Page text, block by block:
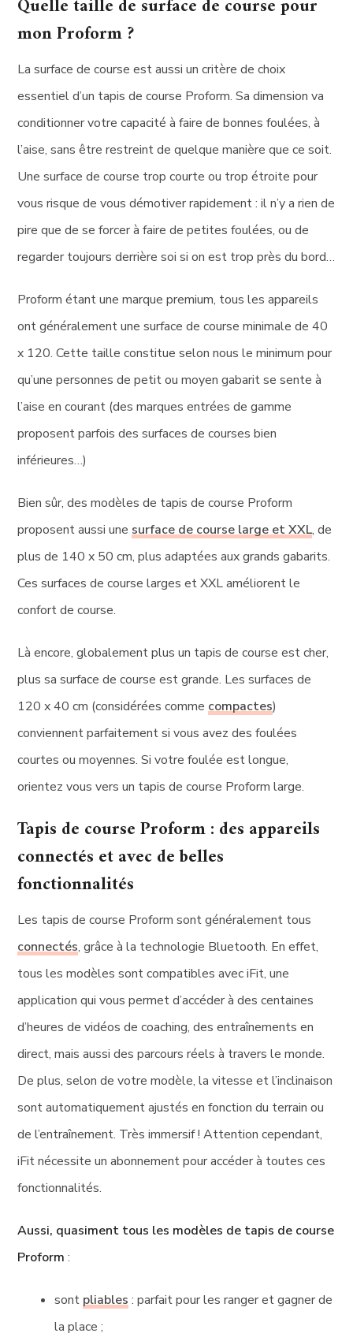
Quelle taille de surface de course pour
mon Proform ?
La surface de course est aussi un critère de choix
essentiel d’un tapis de course Proform. Sa dimension va
conditionner votre capacité à faire de bonnes foulées, à
l’aise, sans être restreint de quelque manière que ce soit.
Une surface de course trop courte ou trop étroite pour
vous risque de vous démotiver rapidement : il n’y a rien de
pire que de se forcer à faire de petites foulées, ou de
regarder toujours derrière soi si on est trop près du bord…
Proform étant une marque premium, tous les appareils
ont généralement une surface de course minimale de 40
x 120. Cette taille constitue selon nous le minimum pour
qu’une personnes de petit ou moyen gabarit se sente à
l’aise en courant (des marques entrées de gamme
proposent parfois des surfaces de courses bien
inférieures…)
Bien sûr, des modèles de tapis de course Proform
proposent aussi une surface de course large et XXL, de
plus de 140 x 50 cm, plus adaptées aux grands gabarits.
Ces surfaces de course larges et XXL améliorent le
confort de course.
Là encore, globalement plus un tapis de course est cher,
plus sa surface de course est grande. Les surfaces de
120 x 40 cm (considérées comme compactes)
conviennent parfaitement si vous avez des foulées
courtes ou moyennes. Si votre foulée est longue,
orientez vous vers un tapis de course Proform large.
Tapis de course Proform : des appareils
connectés et avec de belles
fonctionnalités
Les tapis de course Proform sont généralement tous
connectés, grâce à la technologie Bluetooth. En effet,
tous les modèles sont compatibles avec iFit, une
application qui vous permet d’accéder à des centaines
d’heures de vidéos de coaching, des entraînements en
direct, mais aussi des parcours réels à travers le monde.
De plus, selon de votre modèle, la vitesse et l’inclinaison
sont automatiquement ajustés en fonction du terrain ou
de l’entraînement. Très immersif ! Attention cependant,
iFit nécessite un abonnement pour accéder à toutes ces
fonctionnalités.
Aussi, quasiment tous les modèles de tapis de course
Proform :
sont pliables : parfait pour les ranger et gagner de
la place ;